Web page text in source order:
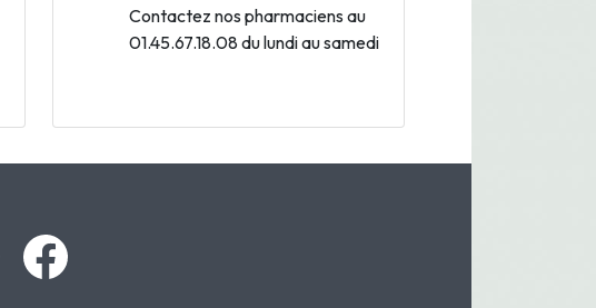
Contactez nos pharmaciens au
01.45.67.18.08 du lundi au samedi